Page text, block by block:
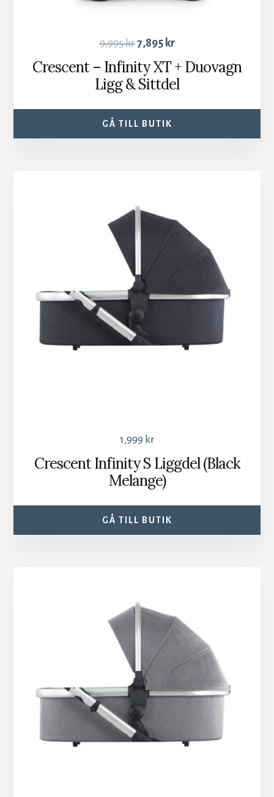
9,995kr7,895 kr
Crescent – Infinity XT + Duovagn
Ligg & Sittdel
GÅ TILL BUTIK
1,999 kr
Crescent Infinity S Liggdel (Black
Melange)
GÅ TILL BUTIK